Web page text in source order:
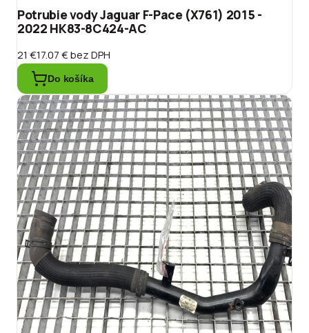
Potrubie vody Jaguar F-Pace (X761) 2015 -
2022 HK83-8C424-AC
21 €17.07 €bez DPH
Do košíka